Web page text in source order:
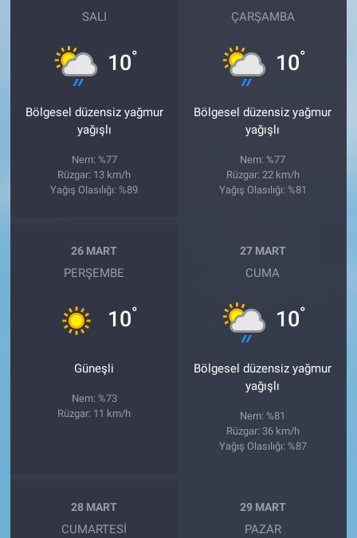
SALI
10°
Bölgesel düzensiz yağmur
yağışlı
Nem: %77
Rüzgar: 13 km/h
Yağış Olasılığı: %89
ÇARŞAMBA
10°
Bölgesel düzensiz yağmur
yağışlı
Nem: %77
Rüzgar: 22 km/h
Yağış Olasılığı: %81
26 MART
PERŞEMBE
10°
Güneşli
Nem: %73
Rüzgar: 11 km/h
27 MART
CUMA
10°
Bölgesel düzensiz yağmur
yağışlı
Nem: %81
Rüzgar: 36 km/h
Yağış Olasılığı: %87
28 MART
CUMARTESI
29 MART
PAZAR